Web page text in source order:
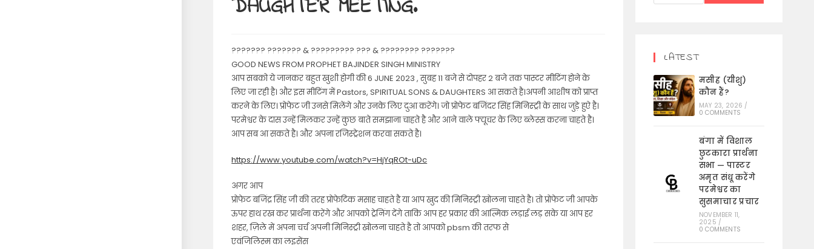
DAUGHTER MEETING.
??????? ??????? & ????????? ??? & ???????? ???????
GOOD NEWS FROM PROPHET BAJINDER SINGH MINISTRY
आप सबको ये जानकर बहुत खुशी होगी की 6 JUNE 2023 , सुबह 11 बजे से दोपहर 2 बजे तक पास्टर मीटिंग होने के
लिए जा रही है। और इस मीटिंग में Pastors, SPIRITUAL SONS & DAUGHTERS आ सकते है।अपनी आशीष को प्राप्त
करने के लिए। प्रोफेट जी उनसे मिलेंगे और उनके लिए दुआ करेंगे। जो प्रोफेट बजिंदर सिंह मिनिस्ट्री के साथ जुड़े हुऐ है।
परमेश्वर के दास उन्हें मिलकर उन्हें कुछ बाते समझाना चाहते है और आने वाले फ्यूचर के लिए ब्लेस्स करना चाहते है।
आप सब आ सकते है। और अपना रजिस्ट्रेशन करवा सकते है।
https://www.youtube.com/watch?v=HjYqROt-uDc
अगर आप
प्रोफेट बजिंद्र सिंह जी की तरह प्रोफेटिक मसाह चाहते है या आप खुद की मिनिस्ट्री खोलना चाहते है। तो प्रोफेट जी आपके
ऊपर हाथ रख कर प्रार्थना करेंगे और आपको ट्रेनिंग देंगे ताकि आप हर प्रकार की आत्मिक लड़ाई लड़ सके या आप हर
शहर, ज़िले में अपना चर्च अपनी मिनिस्ट्री खोलना चाहते है तो आपको pbsm की तरफ से
एवंजिलिस्म का लइसेंस
LATEST
मसीह (यीशु)
कौन हैं?
MAY 23, 2026 /
0 COMMENTS
बंगा में विशाल
छुटकारा प्रार्थना
सभा — पास्टर
अमृत संधू करेंगे
परमेश्वर का
सुसमाचार प्रचार
NOVEMBER 11,
2025 /
0 COMMENTS